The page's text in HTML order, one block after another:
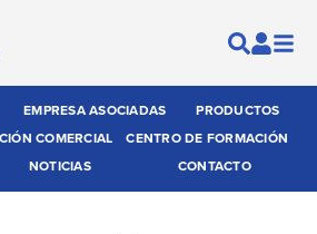
EMPRESA ASOCIADAS
PRODUCTOS
COMERCIAL
CENTRO DE FORMACIÓN
NOTICIAS CONTACTO